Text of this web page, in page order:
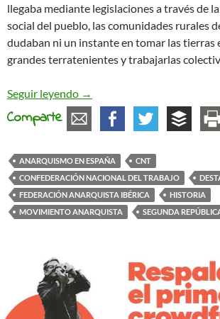
llegaba mediante legislaciones a través de
social del pueblo, las comunidades rurales
dudaban ni un instante en tomar las tierras
grandes terratenientes y trabajarlas
Seguir leyendo Año nuevo de comunismo
→
Comparte
ANARQUISMO EN ESPAÑA
CNT
CONFEDERACIÓN NACIONAL DEL TRABAJO
FEDERACIÓN ANARQUISTA IBÉRICA
HISTORIA
MOVIMIENTO ANARQUISTA
SEGUNDA